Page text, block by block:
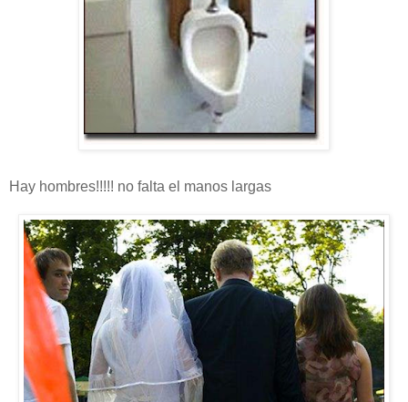
Hay hombres!!!!! no falta el manos largas